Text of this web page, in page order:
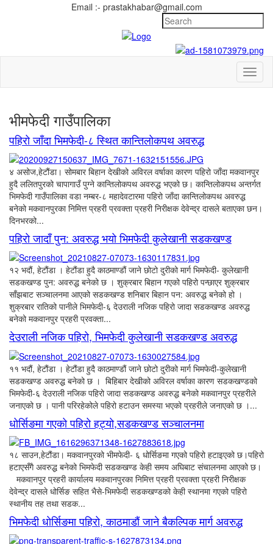
Email :- prastakhabar@gmail.com
भीमफेदी गाउँपालिका
पहिरो जाँदा भिमफेदी-८ स्थित कान्तिलोकपथ अवरुद्ध
४ असोज,हेटौंडा। सोमबार बिहान देखीको अविरल वर्षाका कारण पहिरो जाँदा मकवानपुर
हुदै ललितपुरको चापागाउँ पुग्ने कान्तिलोकपथ अवरुद्ध भएको छ। कान्तिलोकपथ अन्तर्गत
भिमफेदी गाउँपालिका वडा नम्बर-८ महादेवटारमा पहिरो जाँदा कान्तिलोकपथ अवरुद्ध
बनेको मकवानपुरका निमित्त प्रहरी प्रवक्ता प्रहरी निरीक्षक देवेन्द्र दासले बताएका छन।
दिनभरको...
पहिरो जादाँ पुन: अवरुद्ध भयो भिमफेदी कुलेखानी सडकखण्ड
१२ भदौं, हेटौंडा । हेटौंडा हुदै काठमाण्डौं जाने छोटो दुरीको मार्ग भिमफेदी- कुलेखानी
सडकखण्ड पुन: अवरुद्ध बनेको छ । शुक्रबार बिहान गएको पहिरो पन्छाएर शुक्रबार
साँझबाट सञ्चालनमा आएको सडकखण्ड शनिबार बिहान पन: अवरुद्ध बनेको हो ।
शुक्रबार रातिको पानीले भिमफेदी-६ देउराली नजिक पहिरो जादा सडकखण्ड अवरुद्ध
बनेको मकवानपुर प्रहरी प्रवक्ता...
देउराली नजिक पहिरो, भिमफेदी कुलेखानी सडकखण्ड अवरुद्ध
११ भदौं, हेटौंडा । हेटौंडा हुदै काठमाण्डौं जाने छोटो दुरीको मार्ग भिमफेदी-कुलेखानी
सडकखण्ड अवरुद्ध बनेको छ । बिहिबार देखीको अविरल वर्षाका कारण सडकखण्डको
भिमफेदी-६ देउराली नजिक पहिरो जादा सडकखण्ड अवरुद्ध बनेको मकवानपुर प्रहरीले
जनाएको छ । पानी परिरहेकोले पहिरो हटाउन समस्या भएको प्रहरीले जनाएको छ ।...
धोर्सिङमा गएको पहिरो हट्यो,सडकखण्ड सञ्चालनमा
१८ साउन,हेटौंडा। मकवानपुरको भीमफेदी- ६ धोर्सिङमा गएको पहिरो हटाइएको छ।पहिरो
हटाएसँगै अवरुद्ध बनेको भिमफेदी सडकखण्ड केही समय अघिबाट संचालनमा आएको छ।
मकवानपुर प्रहरी कार्यालय मकवानपुरका निमित्त प्रहरी प्रवक्ता प्रहरी निरीक्षक
देवेन्द्र दासले धोर्सिङ सहित भैसे-भिमफेदी सडकखण्डको केही स्थानमा गएको पहिरो
स्थानीय तह तथा सडक...
भिमफेदी धोर्सिङमा पहिरो, काठमाडौं जाने बैकल्पिक मार्ग अवरुद्ध